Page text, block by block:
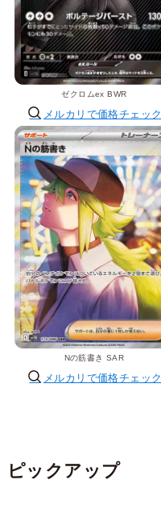
ゼクロムex BWR
メルカリで価格チェック
Nの筋書き SAR
メルカリで価格チェック
ピックアップ